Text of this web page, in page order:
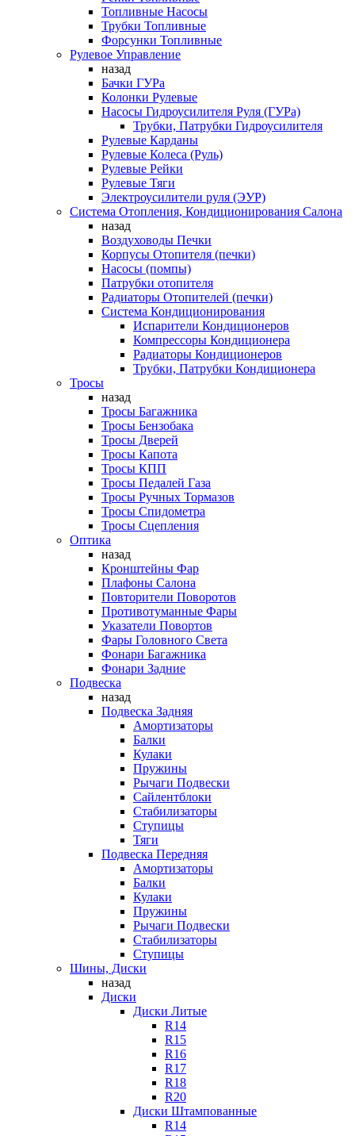
Топливные Насосы
Трубки Топливные
Форсунки Топливные
Рулевое Управление
назад
Бачки ГУРа
Колонки Рулевые
Насосы Гидроусилителя Руля (ГУРа)
Трубки, Патрубки Гидроусилителя
Рулевые Карданы
Рулевые Колеса (Руль)
Рулевые Рейки
Рулевые Тяги
Электроусилители руля (ЭУР)
Система Отопления, Кондиционирования Салона
назад
Воздуховоды Печки
Корпусы Отопителя (печки)
Насосы (помпы)
Патрубки отопителя
Радиаторы Отопителей (печки)
Система Кондиционирования
Испарители Кондиционеров
Компрессоры Кондиционера
Радиаторы Кондиционеров
Трубки, Патрубки Кондиционера
Тросы
назад
Тросы Багажника
Тросы Бензобака
Тросы Дверей
Тросы Капота
Тросы КПП
Тросы Педалей Газа
Тросы Ручных Тормазов
Тросы Спидометра
Тросы Сцепления
Оптика
назад
Кронштейны Фар
Плафоны Салона
Повторители Поворотов
Противотуманные Фары
Указатели Повортов
Фары Головного Света
Фонари Багажника
Фонари Задние
Подвеска
назад
Подвеска Задняя
Амортизаторы
Балки
Кулаки
Пружины
Рычаги Подвески
Сайлентблоки
Стабилизаторы
Ступицы
Тяги
Подвеска Передняя
Амортизаторы
Балки
Кулаки
Пружины
Рычаги Подвески
Стабилизаторы
Ступицы
Шины, Диски
назад
Диски
Диски Литые
R14
R15
R16
R17
R18
R20
Диски Штампованные
R14